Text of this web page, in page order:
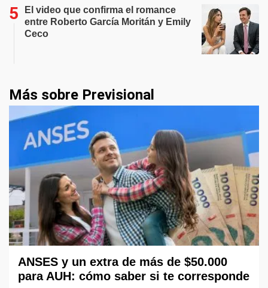
El video que confirma el romance
entre Roberto García Moritán y Emily
Ceco
Más sobre Previsional
ANSES y un extra de más de $50.000
para AUH: cómo saber si te corresponde